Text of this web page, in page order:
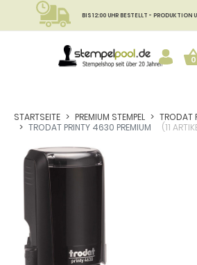
BIS 12:00 UHR BESTELLT - PRODUKTION
0
STARTSEITE PREMIUM STEMPEL
TRODAT
TRODAT PRINTY 4630 PREMIUM
(11